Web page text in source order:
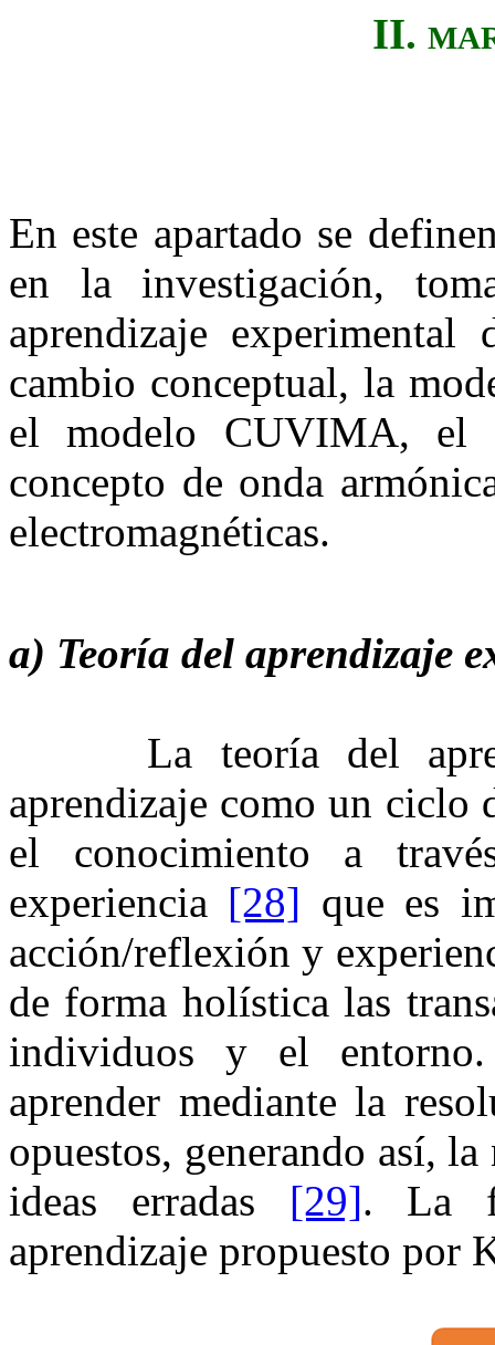
II.
En este apartado se
en la investigación,
aprendizaje
cambio conceptual, la
el modelo CUVIMA, el
concepto de onda
electromagnéticas.
a) Teoría del aprendizaje
La teoría del
aprendizaje como un ciclo
el conocimiento a
experiencia [28]
que es
acción/reflexión y
de forma holística las
individuos y el
aprender mediante la
opuestos, generando así, la
ideas erradas [29]⁠. La
aprendizaje propuesto por